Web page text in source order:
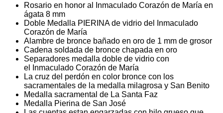
Rosario en honor al Inmaculado Corazón de María en
ágata 8 mm
Doble Medalla PIERINA de vidrio del Inmaculado
Corazón de María
Alambre de bronce bañado en oro de 1 mm de grosor
Cadena soldada de bronce chapada en oro
Separadores medalla doble de vidrio con
el Inmaculado Corazón de María
La cruz del perdón en color bronce con los
sacramentales de la medalla milagrosa y San Benito
Medalla sacramental de La Santa Faz
Medalla Pierina de San José